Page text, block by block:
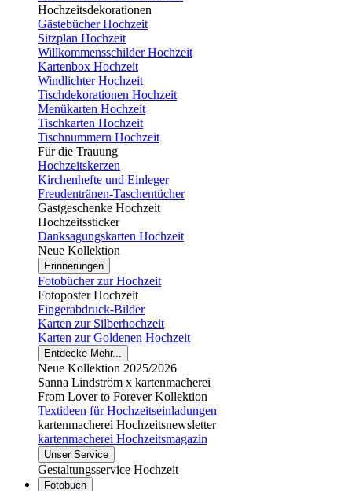
Hochzeitsdekorationen
Gästebücher Hochzeit
Sitzplan Hochzeit
Willkommensschilder Hochzeit
Kartenbox Hochzeit
Windlichter Hochzeit
Tischdekorationen Hochzeit
Menükarten Hochzeit
Tischkarten Hochzeit
Tischnummern Hochzeit
Für die Trauung
Hochzeitskerzen
Kirchenhefte und Einleger
Freudentränen-Taschentücher
Gastgeschenke Hochzeit
Hochzeitssticker
Danksagungskarten Hochzeit
Neue Kollektion
Erinnerungen
Fotobücher zur Hochzeit
Fotoposter Hochzeit
Fingerabdruck-Bilder
Karten zur Silberhochzeit
Karten zur Goldenen Hochzeit
Entdecke Mehr...
Neue Kollektion 2025/2026
Sanna Lindström x kartenmacherei
From Lover to Forever Kollektion
Textideen für Hochzeitseinladungen
kartenmacherei Hochzeitsnewsletter
kartenmacherei Hochzeitsmagazin
Unser Service
Gestaltungsservice Hochzeit
Fotobuch